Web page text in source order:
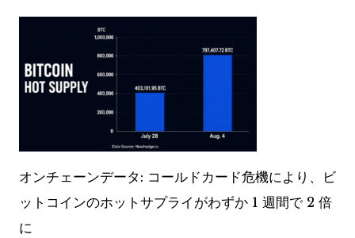
オンチェーンデータ: コールドカード危機により、ビ
ットコインのホットサプライがわずか 1 週間で 2 倍
に